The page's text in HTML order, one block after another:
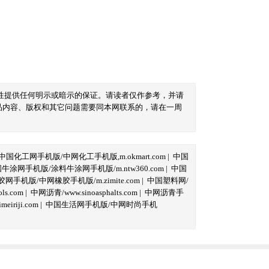
供任何明示或暗示的保证。请读者仅作参考，并请
容、版权和其它问题需要同本网联系的，请在一周
国化工网手机版/中网化工手机版,m.okmart.com | 中国
牛涂网手机版/涂料牛涂网手机版/m.ntw360.com | 中国
网手机版/中网橡胶手机版/m.zimite.com | 中国塑料网/
| 中网沥青/www.sinoasphalts.com | 中网沥青手
| 中国生活网手机版/中网时尚手机